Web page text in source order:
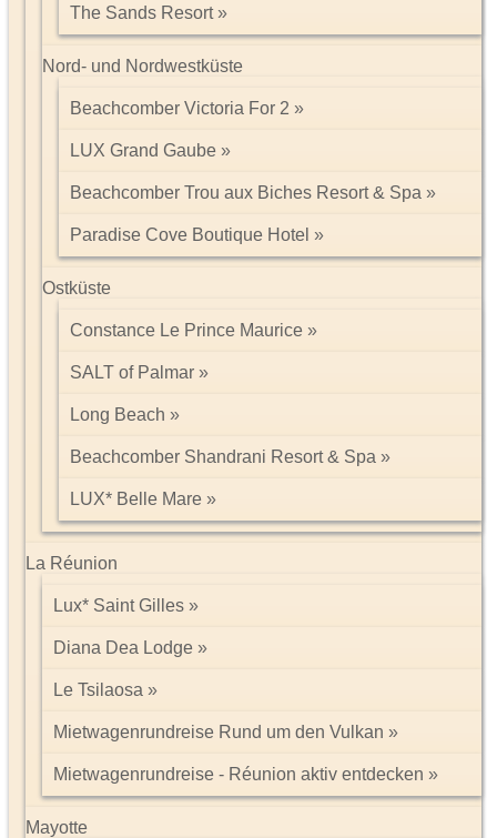
The Sands Resort
Nord- und Nordwestküste
Beachcomber Victoria For 2
LUX Grand Gaube
Beachcomber Trou aux Biches Resort & Spa
Paradise Cove Boutique Hotel
Ostküste
Constance Le Prince Maurice
SALT of Palmar
Long Beach
Beachcomber Shandrani Resort & Spa
LUX* Belle Mare
La Réunion
Lux* Saint Gilles
Diana Dea Lodge
Le Tsilaosa
Mietwagenrundreise Rund um den Vulkan
Mietwagenrundreise - Réunion aktiv entdecken
Mayotte